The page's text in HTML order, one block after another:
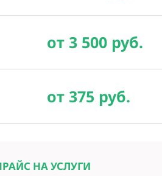
от 3 500 руб.
от 375 руб.
НА УСЛУГИ